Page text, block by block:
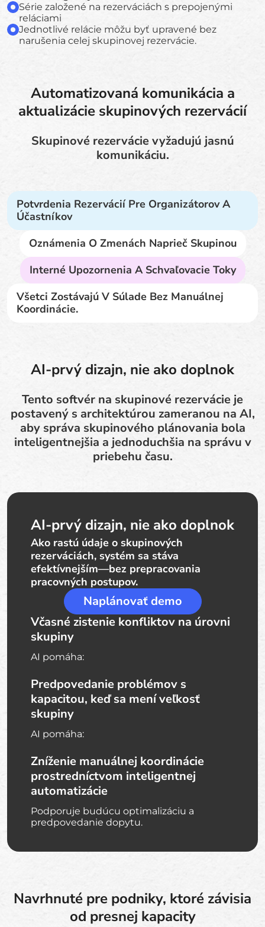
Série založené na rezerváciách s prepojenými
reláciami
Jednotlivé relácie môžu byť upravené bez
narušenia celej skupinovej rezervácie.
Automatizovaná komunikácia a
aktualizácie skupinových rezervácií
Skupinové rezervácie vyžadujú jasnú
komunikáciu.
Potvrdenia Rezervácií Pre Organizátorov A
Účastníkov
Oznámenia O Zmenách Naprieč Skupinou
Interné Upozornenia A Schvaľovacie Toky
Všetci Zostávajú V Súlade Bez Manuálnej
Koordinácie.
AI-prvý dizajn, nie ako doplnok
Tento softvér na skupinové rezervácie je
postavený s architektúrou zameranou na AI,
aby správa skupinového plánovania bola
inteligentnejšia a jednoduchšia na správu v
priebehu času.
AI-prvý dizajn, nie ako doplnok
Ako rastú údaje o skupinových
rezerváciách, systém sa stáva
efektívnejším—bez prepracovania
pracovných postupov.
Naplánovať demo
Včasné zistenie konfliktov na úrovni
skupiny
AI pomáha:
Predpovedanie problémov s
kapacitou, keď sa mení veľkosť
skupiny
AI pomáha:
Zníženie manuálnej koordinácie
prostredníctvom inteligentnej
automatizácie
Podporuje budúcu optimalizáciu a
predpovedanie dopytu.
Navrhnuté pre podniky, ktoré závisia
od presnej kapacity